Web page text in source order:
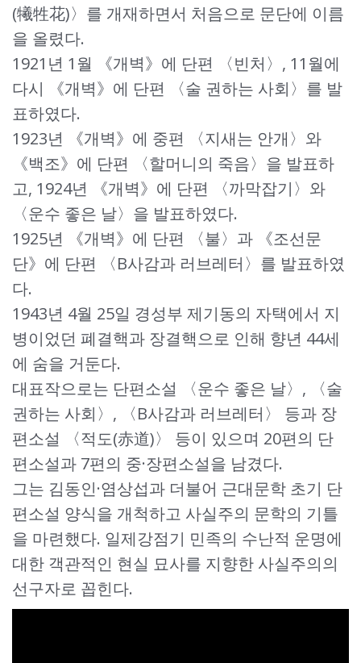
(犧牲花)〉를 개재하면서 처음으로 문단에 이름
을 올렸다.
1921년 1월 《개벽》에 단편 〈빈처〉, 11월에
다시 《개벽》에 단편 〈술 권하는 사회〉를 발
표하였다.
1923년 《개벽》에 중편 〈지새는 안개〉와
《백조》에 단편 〈할머니의 죽음〉을 발표하
고, 1924년 《개벽》에 단편 〈까막잡기〉와
〈운수 좋은 날〉을 발표하였다.
1925년 《개벽》에 단편 〈불〉과 《조선문
단》에 단편 〈B사감과 러브레터〉를 발표하였
다.
1943년 4월 25일 경성부 제기동의 자택에서 지
병이었던 폐결핵과 장결핵으로 인해 향년 44세
에 숨을 거둔다.
대표작으로는 단편소설 〈운수 좋은 날〉, 〈술
권하는 사회〉, 〈B사감과 러브레터〉 등과 장
편소설 〈적도(赤道)〉 등이 있으며 20편의 단
편소설과 7편의 중·장편소설을 남겼다.
그는 김동인·염상섭과 더불어 근대문학 초기 단
편소설 양식을 개척하고 사실주의 문학의 기틀
을 마련했다. 일제강점기 민족의 수난적 운명에
대한 객관적인 현실 묘사를 지향한 사실주의의
선구자로 꼽힌다.